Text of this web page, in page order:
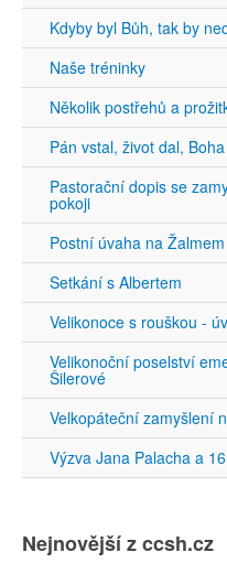
Kdyby byl Bůh, tak by
Naše tréninky
Několik postřehů a
Pán vstal, život dal,
Pastorační dopis se
pokoji
Postní úvaha na Žalmem
Setkání s Albertem
Velikonoce s rouškou -
Velikonoční poselství
Šilerové
Velkopáteční zamyšlení
Výzva Jana Palacha a
Nejnovější z ccsh.cz